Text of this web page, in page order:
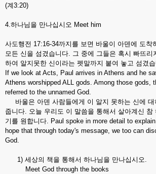
(계3:20)
4.하나님을 만나십시오 Meet him
사도행전 17:16-34까지를 보면 바울이 아덴에 도착
모든 신을 섬겼습니다. 그 중에 그들은 혹시 빠뜨리
하여 알지못한 신이라는 펫말까지 붙여 놓고 섬겼
If we look at Acts, Paul arrives in Athens and he
Athens worshipped ALL gods. Among those gods,
referred to the unnamed God.
바울은 아덴 사람들에게 이 알지 못하는 신에 대
줍니다. 오늘 우리도 이 말씀을 통해서 살아계신 참
기를 원합니다. Paul spoke in more detail to explain
hope that through today's message, we too can
God.
1) 세상의 책을 통해서 하나님을 만나십시오.
Meet God through the books